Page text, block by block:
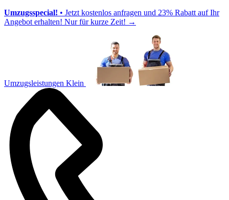
Umzugsspecial! • Jetzt kostenlos anfragen und 23% Rabatt auf Ihr
Angebot erhalten! Nur für kurze Zeit! →
Umzugsleistungen Klein